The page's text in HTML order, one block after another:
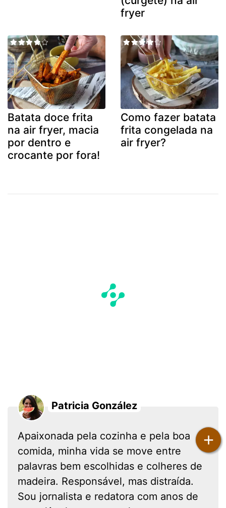
fryer
Batata doce frita
na air fryer, macia
por dentro e
crocante por fora!
Como fazer batata
frita congelada na
air fryer?
Patricia González
Apaixonada pela cozinha e pela boa
comida, minha vida se move entre
palavras bem escolhidas e colheres de
madeira. Responsável, mas distraída.
Sou jornalista e redatora com anos de
+